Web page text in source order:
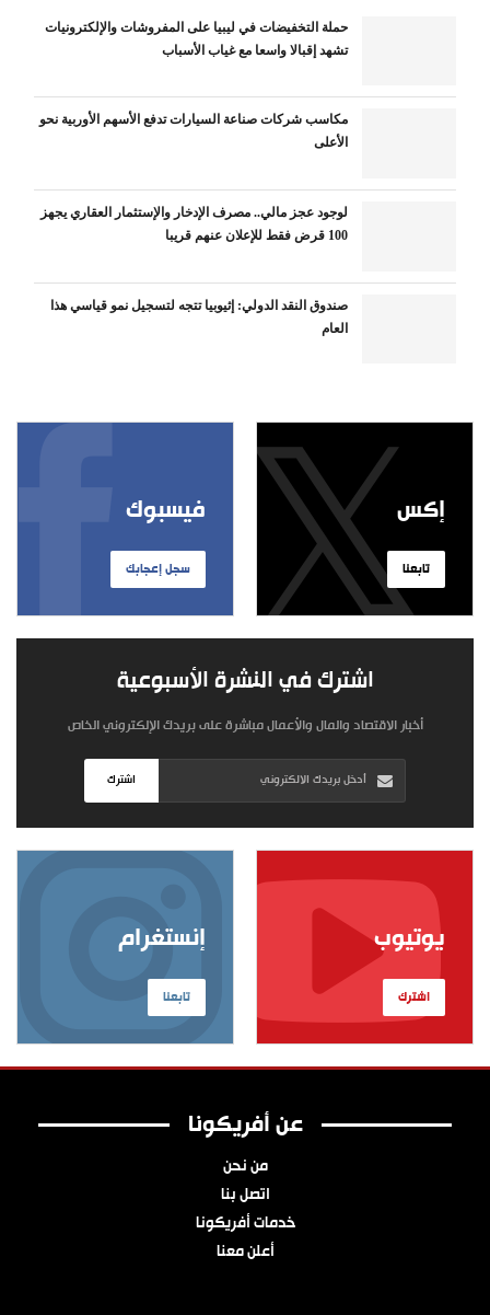
حملة التخفيضات في ليبيا على المفروشات والإلكترونيات
تشهد إقبالا واسعا مع غياب الأسباب
مكاسب شركات صناعة السيارات تدفع الأسهم الأوربية نحو
الأعلى
لوجود عجز مالي.. مصرف الإدخار والإستثمار العقاري يجهز
100 قرض فقط للإعلان عنهم قريبا
صندوق النقد الدولي: إثيوبيا تتجه لتسجيل نمو قياسي هذا
العام
فيسبوك
سجل إعجابك
إكس
تابعنا
اشترك في النشرة الأسبوعية
أخبار الاقتصاد والمال والأعمال مباشرة على بريدك الإلكتروني الخاص
اشترك
إنستغرام
تابعنا
يوتيوب
اشترك
عن أفريكونا
من نحن
اتصل بنا
خدمات أفريكونا
أعلن معنا